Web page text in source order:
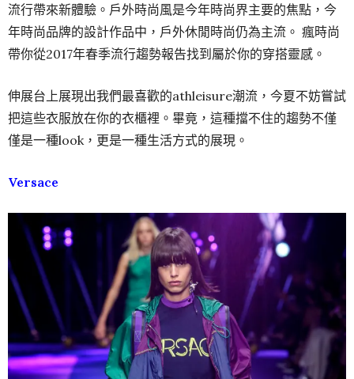
流行帶來新體驗。戶外時尚風是今年時尚界主要的焦點，今
年時尚品牌的設計作品中，戶外休閒時尚仍為主流。 瘋時尚
帶你從2017年春季流行趨勢報告找到屬於你的穿搭靈感。
伸展台上展現出我們最喜歡的athleisure潮流，今夏不妨嘗試
把這些衣服放在你的衣櫃裡。畢竟，這種擋不住的趨勢不僅
僅是一種look，更是一種生活方式的展現。
Versace